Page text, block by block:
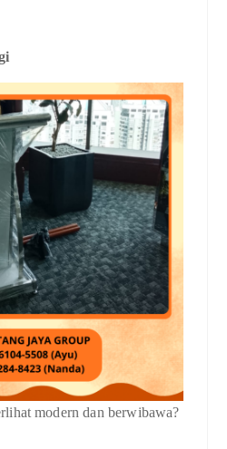
modern dan berwibawa?